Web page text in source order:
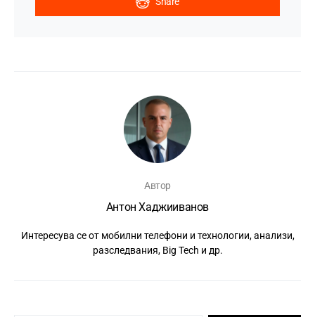
Автор
Антон Хаджииванов
Интересува се от мобилни телефони и технологии, анализи,
разследвания, Big Tech и др.